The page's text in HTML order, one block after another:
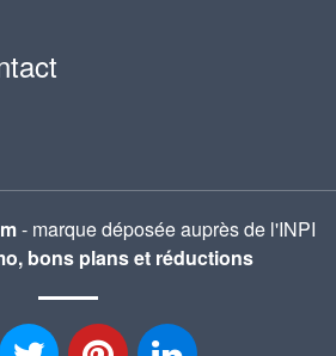
- marque déposée auprès de l'INPI
bons plans et réductions